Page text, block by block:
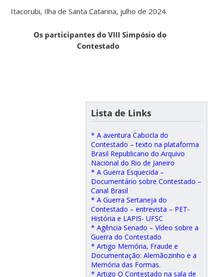
Itacorubi, Ilha de Santa Catarina, julho de 2024.
Os participantes do VIII Simpósio do
Contestado
Lista de Links
* A aventura Cabocla do
Contestado – texto na plataforma
Brasil Republicano do Arquivo
Nacional do Rio de Janeiro
* A Guerra Esquecida –
Documentário sobre Contestado –
Canal Brasil
* A Guerra Sertaneja do
Contestado – entrevista – PET-
História e LAPIS- UFSC
* Agência Senado – Vídeo sobre a
Guerra do Contestado
* Artigo Memória, Fraude e
Documentação: Alemãozinho e a
Memória das Formas.
* Artigo O Contestado na sala de